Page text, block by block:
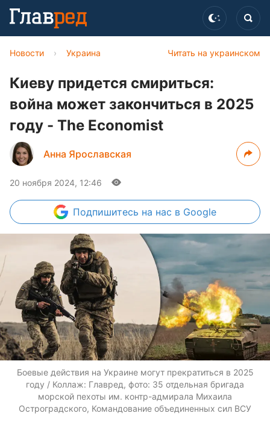
Читать на украинском
Новости › Украина
Киеву придется смириться:
война может закончиться в 2025
году - The Economist
Анна Ярославская
20 ноября 2024, 12:46
Подпишитесь на нас в Google
Боевые действия на Украине могут прекратиться в 2025
году / Коллаж: Главред, фото: 35 отдельная бригада
морской пехоты им. контр-адмирала Михаила
Остроградского, Командование объединенных сил ВСУ